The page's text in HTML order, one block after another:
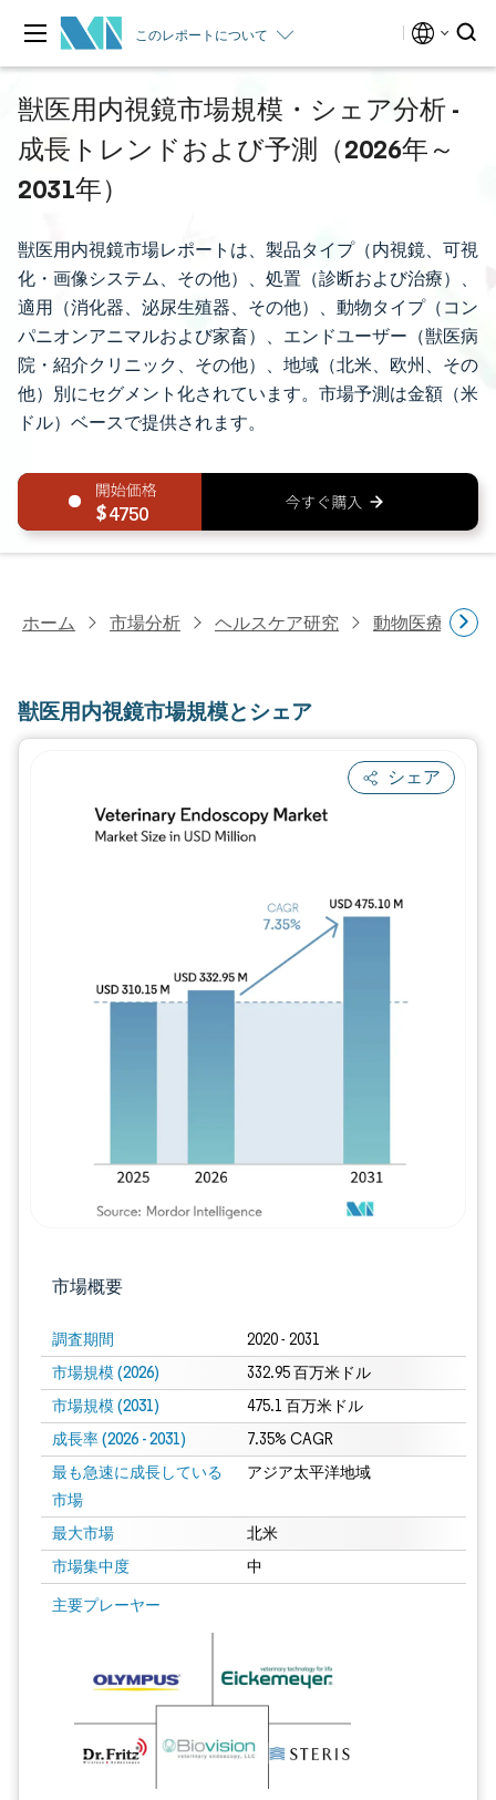
このレポートについて
獣医用内視鏡市場規模・シェア分析 -
成長トレンドおよび予測（2026年～
2031年）
獣医用内視鏡市場レポートは、製品タイプ（内視鏡、可視
化・画像システム、その他）、処置（診断および治療）、
適用（消化器、泌尿生殖器、その他）、動物タイプ（コン
パニオンアニマルおよび家畜）、エンドユーザー（獣医病
院・紹介クリニック、その他）、地域（北米、欧州、その
他）別にセグメント化されています。市場予測は金額（米
ドル）ベースで提供されます。
4750
ホーム 市場分析 ヘルスケア研究 動物医療研究
獣医用内視鏡市場規模とシェア
シェア
市場概要
調査期間 2020 - 2031
市場規模 (2026) 332.95 百万米ドル
市場規模 (2031) 475.1 百万米ドル
成長率 (2026 - 2031) 7.35% CAGR
最も急速に成長している
市場
アジア太平洋地域
最大市場 北米
市場集中度 中
主要プレーヤー
画像 © Mordor Intelligence。再利用にはCC BY 4.0の表示が必要です。